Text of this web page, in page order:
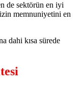
de sektörün en iyi
memnuniyetini en
dahi kısa sürede